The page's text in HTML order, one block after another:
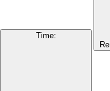
Time: